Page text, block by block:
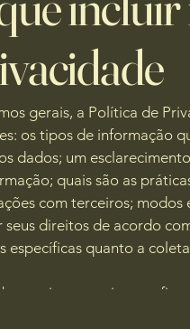
gerais, a Política de
os tipos de informação
dados; um
quais são as
com terceiros; modos
seus direitos de acordo
específicas quanto a
mais a respeito, confira